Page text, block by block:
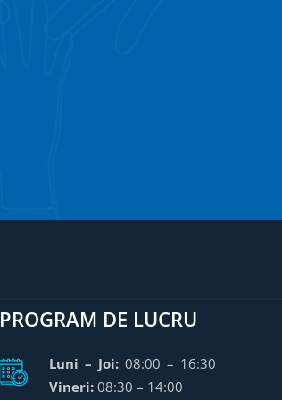
PROGRAM DE LUCRU
Luni – Joi:08:00 – 16:30
Vineri:08:30 – 14:00